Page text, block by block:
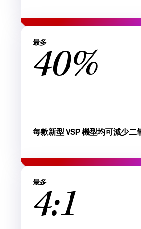
最多
40%
每款新型 VSP 機型均可減少二
最多
4:1